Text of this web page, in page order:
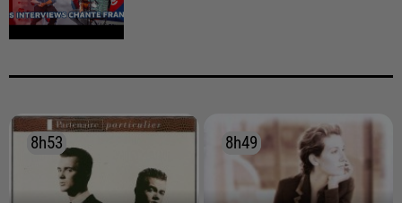
8h53
8h53 8h49
8h49